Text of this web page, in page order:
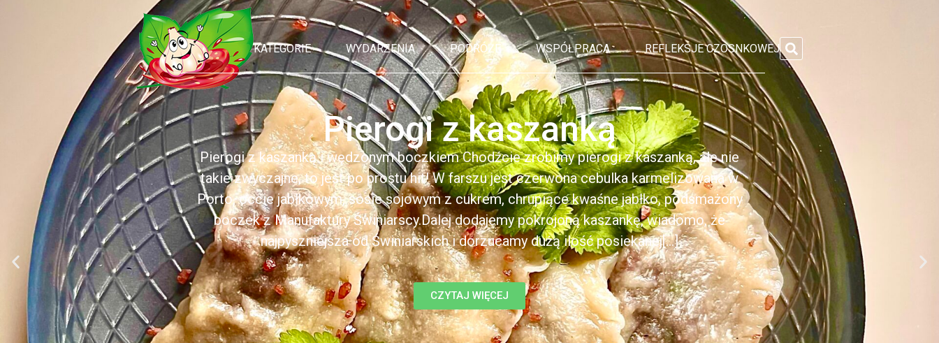
KATEGORIE WYDARZENIA PODRÓŻE WSPÓŁPRACA REFLEKSJE CZOSNKOWEJ
Pierogi z kaszanką
Pierogi z kaszanką i wędzonym boczkiem Chodźcie zrobimy pierogi z kaszanką, ale nie
takie zwyczajne, to jest po prostu hit! W farszu jest czerwona cebulka karmelizowana w
Porto, occie jabłkowym, sosie sojowym z cukrem, chrupiące kwaśne jabłko, podsmażony
boczek z Manufaktury Świniarscy.Dalej dodajemy pokrojoną kaszankę, wiadomo, że
najpyszniejsza od Świniarskich i dorzucamy dużą ilość posiekanej[...]
CZYTAJ WIĘCEJ